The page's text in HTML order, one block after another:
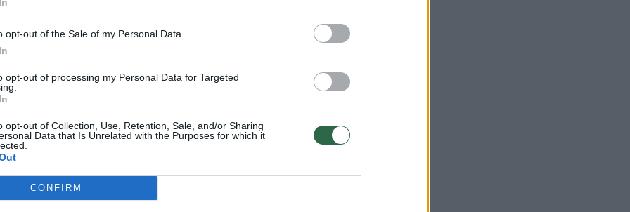
opt-out of the Sale of my Personal Data.
opt-out of processing my Personal Data for Targeted
opt-out of Collection, Use, Retention, Sale, and/or Sharing
Data that Is Unrelated with the Purposes for which it
CONFIRM
laikinai užsidaryti ir antradienį. Po kelių
tačiau lėktuvai vėluoja. Apie sustabdytus
bei Liverpulio oro uostai.